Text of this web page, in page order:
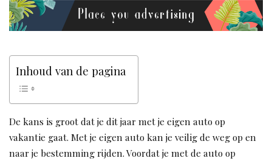
Inhoud van de pagina
De kans is groot dat je dit jaar met je eigen auto op
vakantie gaat. Met je eigen auto kan je veilig de weg op en
naar je bestemming rijden. Voordat je met de auto op